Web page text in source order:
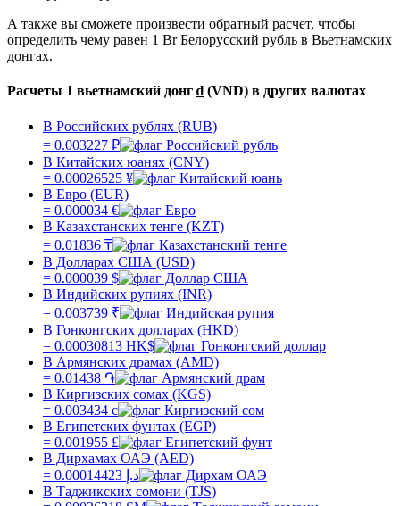
А также вы сможете произвести обратный расчет, чтобы
определить чему равен 1 BrБелорусский рубль в Вьетнамских
донгах.
Расчеты 1 вьетнамский донг ₫ (VND) в других валютах
В Российских рублях (RUB)
= 0.003227 ₽
В Китайских юанях (CNY)
= 0.00026525 ¥
В Евро (EUR)
= 0.000034 €
В Казахстанских тенге (KZT)
= 0.01836 ₸
В Долларах США (USD)
= 0.000039 $
В Индийских рупиях (INR)
= 0.003739 ₹
В Гонконгских долларах (HKD)
= 0.00030813 HK$
В Армянских драмах (AMD)
= 0.01438 ֏
В Киргизских сомах (KGS)
= 0.003434 с
В Египетских фунтах (EGP)
= 0.001955 £
В Дирхамах ОАЭ (AED)
= 0.00014423 د.إ
В Таджикских сомони (TJS)